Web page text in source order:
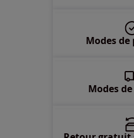
Modes
Modes